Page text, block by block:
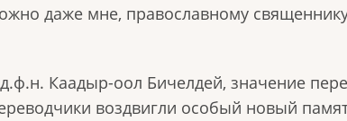
даже мне, православному
Каадыр-оол Бичелдей, значение
воздвигли особый новый